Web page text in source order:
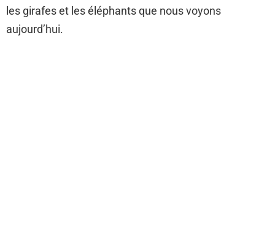
les girafes et les éléphants que nous voyons
aujourd’hui.